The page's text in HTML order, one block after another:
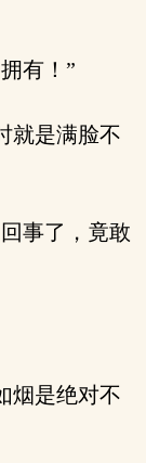
有！”
就是满脸不
事了，竟敢
烟是绝对不